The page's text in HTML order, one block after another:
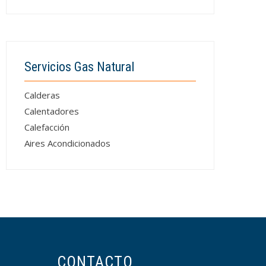
Servicios Gas Natural
Calderas
Calentadores
Calefacción
Aires Acondicionados
CONTACTO